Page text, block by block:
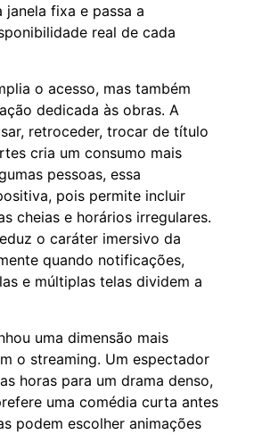
janela fixa e passa a
real de cada
o acesso, mas também
dedicada às obras. A
retroceder, trocar de título
cria um consumo mais
pessoas, essa
pois permite incluir
cheias e horários irregulares.
o caráter imersivo da
quando notificações,
e múltiplas telas dividem a
uma dimensão mais
o streaming. Um espectador
horas para um drama denso,
uma comédia curta antes
podem escolher animações